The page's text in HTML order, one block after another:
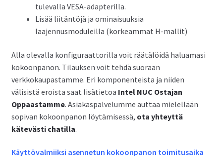
tulevalla VESA-adapterilla.
Lisää liitäntöjä ja ominaisuuksia
laajennusmoduleilla (korkeammat H-mallit)
Alla olevalla konfiguraattorilla voit räätälöidä haluamasi
kokoonpanon. Tilauksen voit tehdä suoraan
verkkokaupastamme. Eri komponenteista ja niiden
välisistä eroista saat lisätietoa Intel NUC Ostajan
Oppaastamme. Asiakaspalvelumme auttaa mielellään
sopivan kokoonpanon löytämisessä, ota yhteyttä
kätevästi chatilla.
Käyttövalmiiksi asennetun kokoonpanon toimitusaika